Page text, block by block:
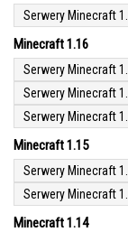
Serwery Minecraft
Minecraft 1.16
Serwery Minecraft
Serwery Minecraft
Serwery Minecraft
Minecraft 1.15
Serwery Minecraft
Serwery Minecraft
Minecraft 1.14